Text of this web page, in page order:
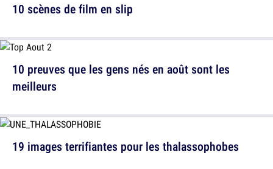
10 preuves que les gens nés en août sont les
meilleurs
10 scènes de film en slip
19 images terrifiantes pour les thalassophobes